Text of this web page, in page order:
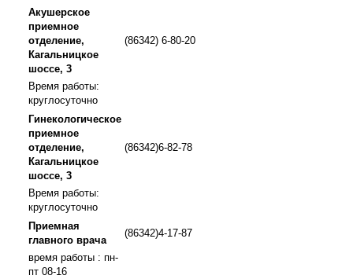
Акушерское
приемное
отделение,
Кагальницкое
шоссе, 3
(86342) 6-80-20
Время работы:
круглосуточно
Гинекологическое
приемное
отделение,
Кагальницкое
шоссе, 3
(86342)6-82-78
Время работы:
круглосуточно
Приемная
главного врача
(86342)4-17-87
время работы : пн-
пт 08-16